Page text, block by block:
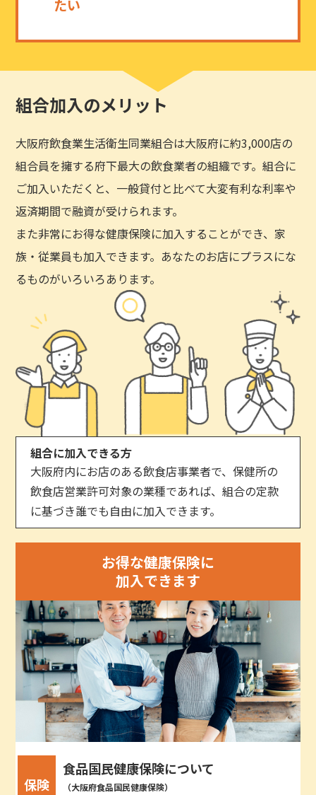
たい
組合加入のメリット
大阪府飲食業生活衛生同業組合は大阪府に約3,000店の
組合員を擁する府下最大の飲食業者の組織です。組合に
ご加入いただくと、一般貸付と比べて大変有利な利率や
返済期間で融資が受けられます。
また非常にお得な健康保険に加入することができ、家
族・従業員も加入できます。あなたのお店にプラスにな
るものがいろいろあります。
組合に加入できる方
大阪府内にお店のある飲食店事業者で、保健所の
飲食店営業許可対象の業種であれば、組合の定款
に基づき誰でも自由に加入できます。
お得な健康保険に
加入できます
保険
食品国民健康保険について
（大阪府食品国民健康保険）